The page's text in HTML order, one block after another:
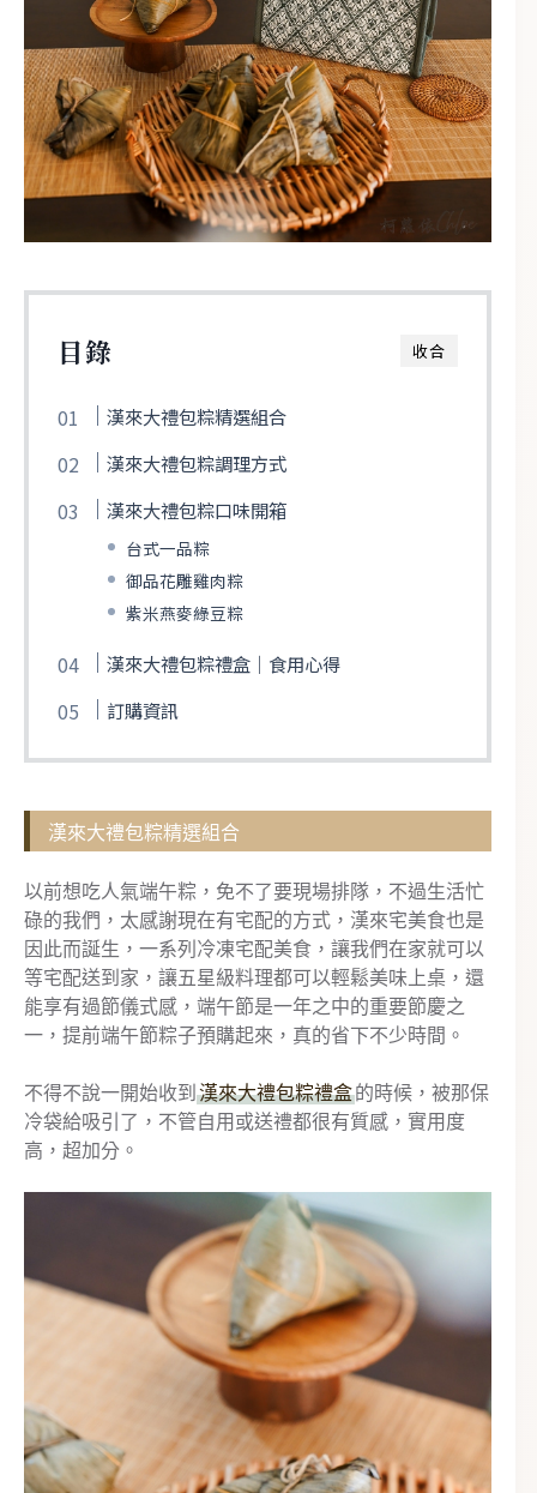
收合
目錄
漢來大禮包粽精選組合
漢來大禮包粽調理方式
漢來大禮包粽口味開箱
台式一品粽
御品花雕雞肉粽
紫米燕麥綠豆粽
漢來大禮包粽禮盒｜食用心得
訂購資訊
漢來大禮包粽精選組合
以前想吃人氣端午粽，免不了要現場排隊，不過生活忙
碌的我們，太感謝現在有宅配的方式，漢來宅美食也是
因此而誕生，一系列冷凍宅配美食，讓我們在家就可以
等宅配送到家，讓五星級料理都可以輕鬆美味上桌，還
能享有過節儀式感，端午節是一年之中的重要節慶之
一，提前端午節粽子預購起來，真的省下不少時間。
不得不說一開始收到 漢來大禮包粽禮盒的時候，被那保
冷袋給吸引了，不管自用或送禮都很有質感，實用度
高，超加分。